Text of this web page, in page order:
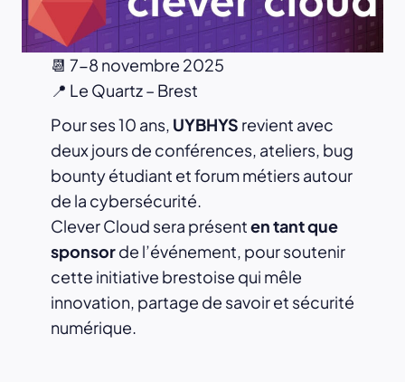
📆 7-8 novembre 2025
📍 Le Quartz – Brest
Pour ses 10 ans, UYBHYS revient avec
deux jours de conférences, ateliers, bug
bounty étudiant et forum métiers autour
de la cybersécurité.
Clever Cloud sera présenten tant que
sponsorde l’événement, pour soutenir
cette initiative brestoise qui mêle
innovation, partage de savoir et sécurité
numérique.